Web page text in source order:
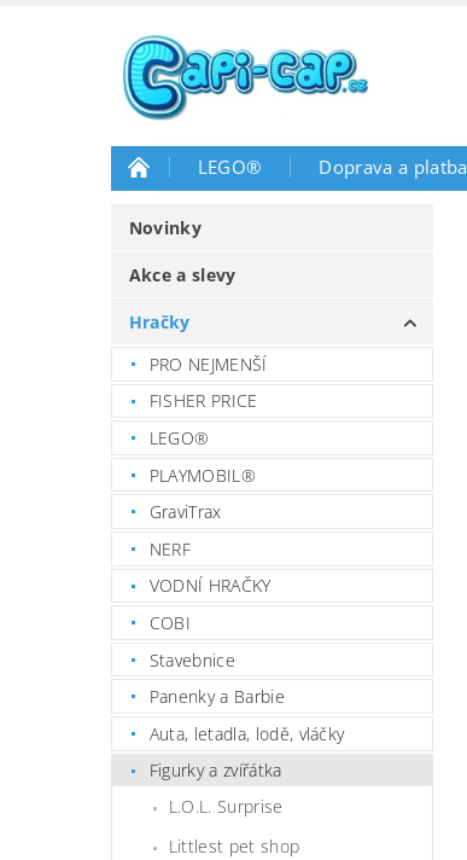
LEGO® Doprava a platba
Novinky
Akce a slevy
Hračky
PRO NEJMENŠÍ
FISHER PRICE
LEGO®
PLAYMOBIL®
GraviTrax
NERF
VODNÍ HRAČKY
COBI
Stavebnice
Panenky a Barbie
Auta, letadla, lodě, vláčky
Figurky a zvířátka
L.O.L. Surprise
Littlest pet shop